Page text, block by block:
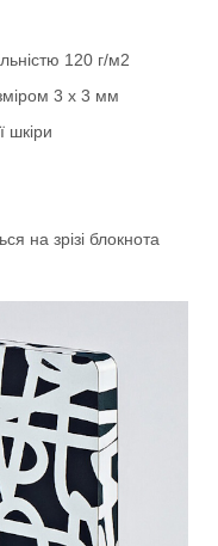
120 г/м2
3 х 3 мм
шкіри
на зрізі блокнота